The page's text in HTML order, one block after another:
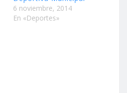
6 noviembre, 2014
En «Deportes»